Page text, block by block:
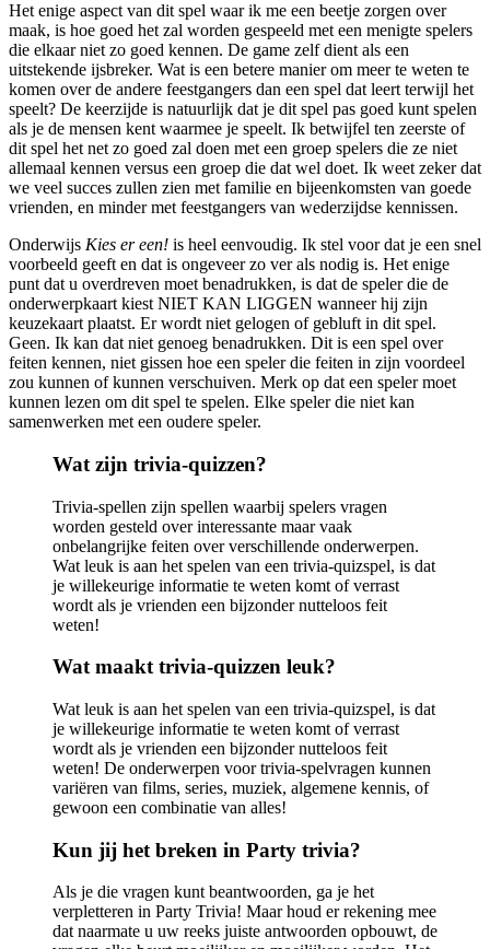
Het enige aspect van dit spel waar ik me een beetje zorgen over
maak, is hoe goed het zal worden gespeeld met een menigte spelers
die elkaar niet zo goed kennen. De game zelf dient als een
uitstekende ijsbreker. Wat is een betere manier om meer te weten te
komen over de andere feestgangers dan een spel dat leert terwijl het
speelt? De keerzijde is natuurlijk dat je dit spel pas goed kunt spelen
als je de mensen kent waarmee je speelt. Ik betwijfel ten zeerste of
dit spel het net zo goed zal doen met een groep spelers die ze niet
allemaal kennen versus een groep die dat wel doet. Ik weet zeker dat
we veel succes zullen zien met familie en bijeenkomsten van goede
vrienden, en minder met feestgangers van wederzijdse kennissen.
Onderwijs Kies er een! is heel eenvoudig. Ik stel voor dat je een snel
voorbeeld geeft en dat is ongeveer zo ver als nodig is. Het enige
punt dat u overdreven moet benadrukken, is dat de speler die de
onderwerpkaart kiest NIET KAN LIGGEN wanneer hij zijn
keuzekaart plaatst. Er wordt niet gelogen of gebluft in dit spel.
Geen. Ik kan dat niet genoeg benadrukken. Dit is een spel over
feiten kennen, niet gissen hoe een speler die feiten in zijn voordeel
zou kunnen of kunnen verschuiven. Merk op dat een speler moet
kunnen lezen om dit spel te spelen. Elke speler die niet kan
samenwerken met een oudere speler.
Wat zijn trivia-quizzen?
Trivia-spellen zijn spellen waarbij spelers vragen
worden gesteld over interessante maar vaak
onbelangrijke feiten over verschillende onderwerpen.
Wat leuk is aan het spelen van een trivia-quizspel, is dat
je willekeurige informatie te weten komt of verrast
wordt als je vrienden een bijzonder nutteloos feit
weten!
Wat maakt trivia-quizzen leuk?
Wat leuk is aan het spelen van een trivia-quizspel, is dat
je willekeurige informatie te weten komt of verrast
wordt als je vrienden een bijzonder nutteloos feit
weten! De onderwerpen voor trivia-spelvragen kunnen
variëren van films, series, muziek, algemene kennis, of
gewoon een combinatie van alles!
Kun jij het breken in Party trivia?
Als je die vragen kunt beantwoorden, ga je het
verpletteren in Party Trivia! Maar houd er rekening mee
dat naarmate u uw reeks juiste antwoorden opbouwt, de